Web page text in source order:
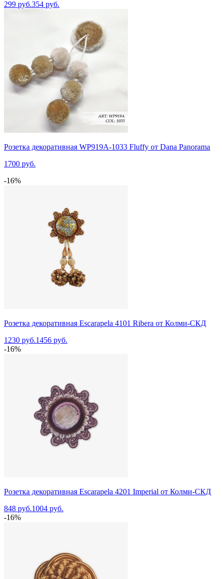
299 руб.354 руб.
Розетка декоративная WP919A-1033 Fluffy от Dana Panorama
1700 руб.
-16%
Розетка декоративная Escarapela 4101 Ribera от Колми-СКД
1230 руб.1456 руб.
-16%
Розетка декоративная Escarapela 4201 Imperial от Колми-СКД
848 руб.1004 руб.
-16%